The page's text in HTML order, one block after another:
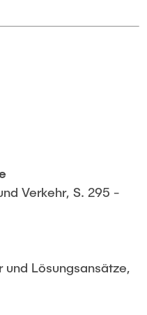
Verkehr, S. 295 -
und Lösungsansätze,